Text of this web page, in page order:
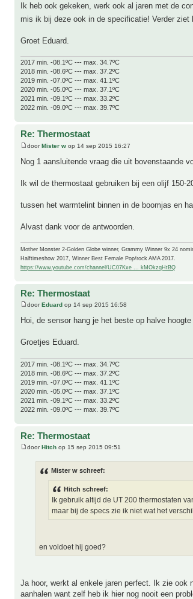
Ik heb ook gekeken, werk ook al jaren met de
mis ik bij deze ook in de specificatie! Verder ziet
Groet Eduard.
2017 min. -08.1ºC --- max. 34.7ºC
2018 min. -08.6ºC --- max. 37.2ºC
2019 min. -07.0ºC --- max. 41.1ºC
2020 min. -05.0ºC --- max. 37.1ºC
2021 min. -09.1ºC --- max. 33.2ºC
2022 min. -09.0ºC --- max. 39.7ºC
Re: Thermostaat
doorMister w op 14 sep 2015 16:27
Nog 1 aansluitende vraag die uit bovenstaande
Ik wil de thermostaat gebruiken bij een olijf
tussen het warmtelint binnen in de boomjas en
Alvast dank voor de antwoorden.
Mother Monster 2-Golden Globe winner, Grammy Winner 9x 24
Halftimeshow 2017, Winner Best Female Pop/rock AMA 2017.
https://www.youtube.com/channel/UC07Kxe ... kMOkzqHtBQ
Re: Thermostaat
doorEduard op 14 sep 2015 16:58
Hoi, de sensor hang je het beste op halve
Groetjes Eduard.
2017 min. -08.1ºC --- max. 34.7ºC
2018 min. -08.6ºC --- max. 37.2ºC
2019 min. -07.0ºC --- max. 41.1ºC
2020 min. -05.0ºC --- max. 37.1ºC
2021 min. -09.1ºC --- max. 33.2ºC
2022 min. -09.0ºC --- max. 39.7ºC
Re: Thermostaat
doorHitch op 15 sep 2015 09:51
Mister w schreef:
Hitch schreef:
Ik gebruik altijd de UT 200 thermostaten
maar bij de specs zie ik niet wat het
en voldoet hij goed?
Ja hoor, werkt al enkele jaren perfect. Ik zie ook
aanhalen want zelf heb ik hier nog nooit een